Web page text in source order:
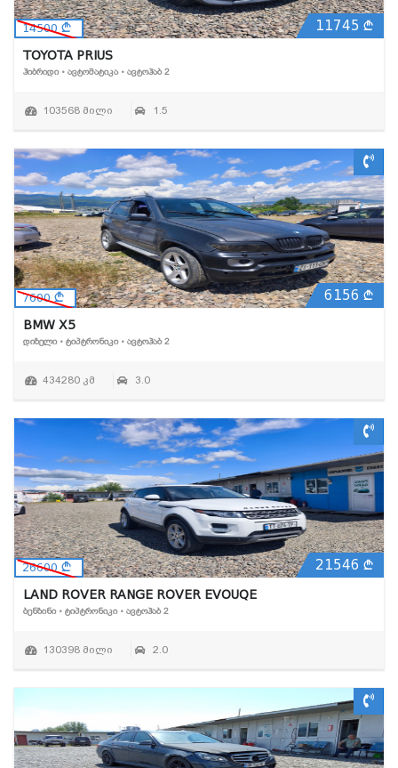
14500 11745
TOYOTA PRIUS
ᲰᲘᲑᲠᲘᲓᲘ • ᲐᲕᲢᲝᲛᲐᲢᲘᲙᲐ • ᲐᲕᲢᲝᲰᲐᲑ 2
103568 მილი 1.5
7600 6156
BMW X5
ᲓᲘᲖᲔᲚᲘ • ᲢᲘᲞᲢᲠᲝᲜᲘᲙᲘ • ᲐᲕᲢᲝᲰᲐᲑ 2
434280 კმ 3.0
26600 21546
LAND ROVER RANGE ROVER EVOUQE
ᲑᲔᲜᲖᲘᲜᲘ • ᲢᲘᲞᲢᲠᲝᲜᲘᲙᲘ • ᲐᲕᲢᲝᲰᲐᲑ 2
130398 მილი 2.0